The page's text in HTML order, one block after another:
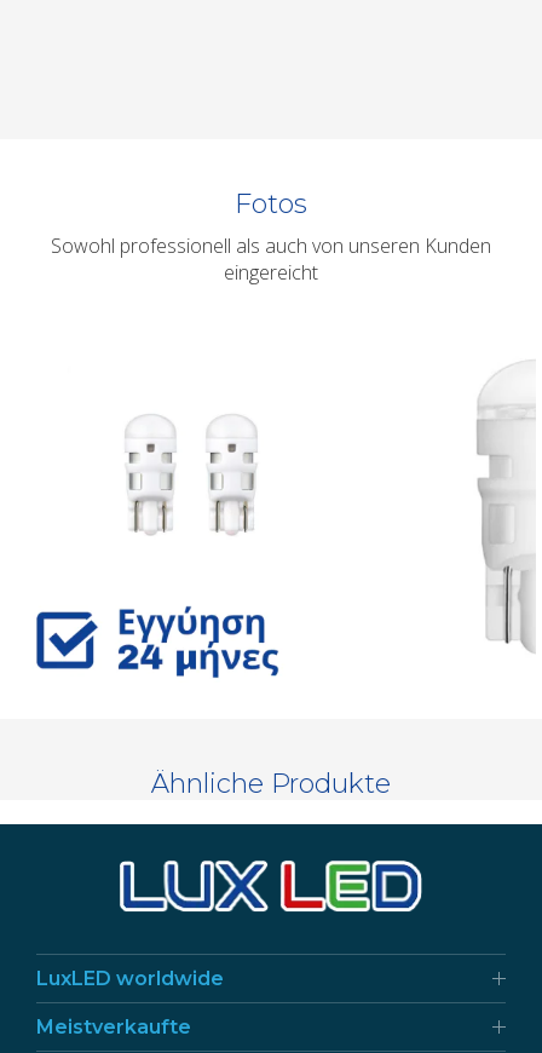
Fotos
Sowohl professionell als auch von unseren Kunden
eingereicht
Ähnliche Produkte
LuxLED worldwide
Meistverkaufte